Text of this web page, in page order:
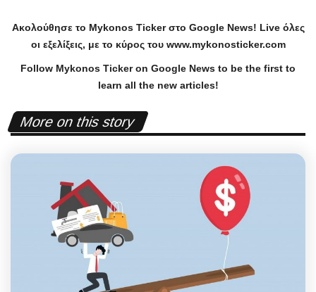
Ακολούθησε το Mykonos Tickerστο Google News! Liveόλες
οι εξελίξεις, με το κύρος του www.mykonosticker.com
Follow Mykonos Ticker on Google News to be the first to
learn all the new articles!
More on this story